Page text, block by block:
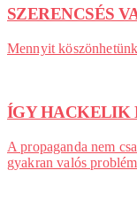
SZERENCSÉS
Mennyit
ÍGY HACKELIK
A propaganda nem
gyakran valós